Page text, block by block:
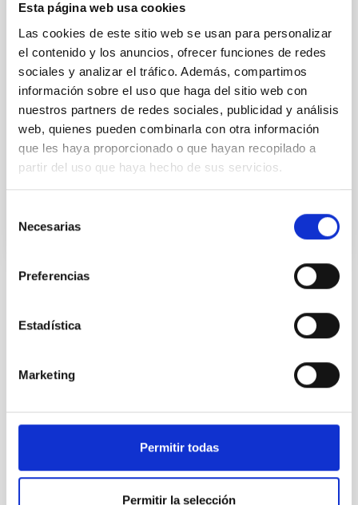
Esta página web usa cookies
Las cookies de este sitio web se usan para personalizar
el contenido y los anuncios, ofrecer funciones de redes
sociales y analizar el tráfico. Además, compartimos
información sobre el uso que haga del sitio web con
nuestros partners de redes sociales, publicidad y análisis
web, quienes pueden combinarla con otra información
que les haya proporcionado o que hayan recopilado a
partir del uso que haya hecho de sus servicios.
Necesarias
Preferencias
Estadística
Marketing
Permitir todas
Permitir la selección
MANTENIMIENTO GENERAL
OBSERVATORIOS (ORM-LA PALMA) - FIJO
LABORAL -PS-2026-031
Se convoca proceso selectivo para el ingreso, como
personal laboral fijo, de un puesto de trabajo con la
categoría profesional de Técnico/a Mantenimiento
General, acogido a Convenio y que tendrá
At the IAC we're always
talent.